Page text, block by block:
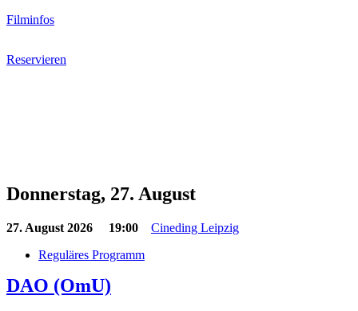
Filminfos
Reservieren
Donnerstag, 27. August
27. August 2026 19:00
Cineding Leipzig
Reguläres Programm
DAO (OmU)